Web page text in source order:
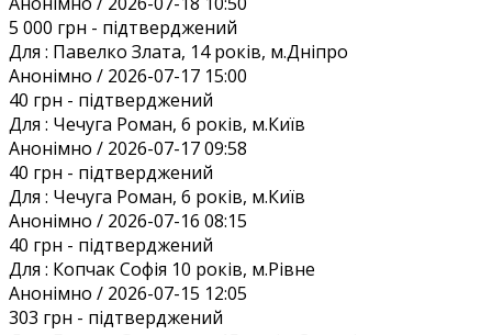
5 000 грн - підтверджений
Для : Павелко Злата, 14 років, м.Дніпро
Анонiмно / 2026-07-17 15:00
40 грн - підтверджений
Для : Чечуга Роман, 6 років, м.Київ
Анонiмно / 2026-07-17 09:58
40 грн - підтверджений
Для : Чечуга Роман, 6 років, м.Київ
Анонiмно / 2026-07-16 08:15
40 грн - підтверджений
Для : Копчак Софія 10 років, м.Рівне
Анонiмно / 2026-07-15 12:05
303 грн - підтверджений